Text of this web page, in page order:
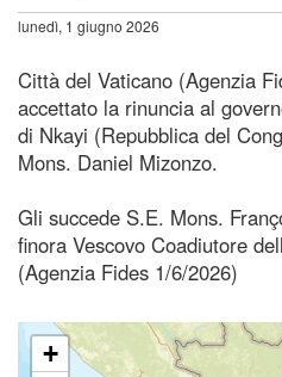
lunedì, 1 giugno 2026
Città del Vaticano (Agenzia
accettato la rinuncia al
di Nkayi (Repubblica del
Mons. Daniel Mizonzo.
Gli succede S.E. Mons.
finora Vescovo Coadiutore
(Agenzia Fides 1/6/2026)
+